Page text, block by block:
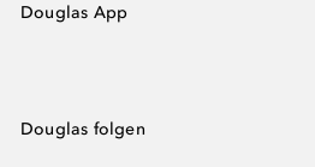
Douglas App
Douglas folgen